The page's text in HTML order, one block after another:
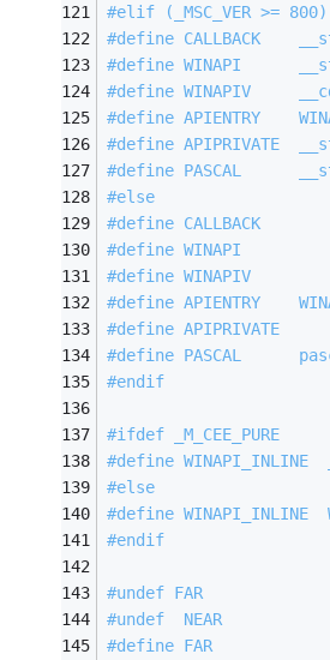
#elif (_MSC_VER >=
#define CALLBACK
#define WINAPI
#define WINAPIV
#define APIENTRY
#define APIPRIVATE
#define PASCAL
#else
#define CALLBACK
#define WINAPI
#define WINAPIV
#define APIENTRY
#define APIPRIVATE
#define PASCAL
#endif
#ifdef _M_CEE_PURE
#define
#else
#define WINAPI_INLINE
#endif
#undef FAR
#undef
  NEAR
#define FAR